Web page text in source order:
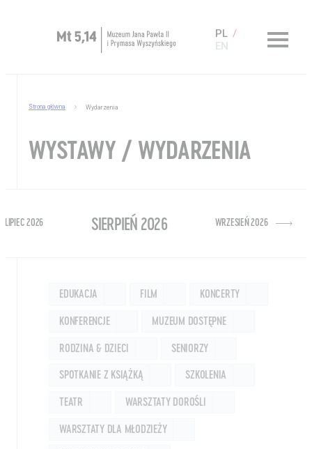
PL
EN
Zaplanuj wizytę
O Muzeum
Sklep
Strona główna Wydarzenia
WYSTAWY / WYDARZENIA
LIPIEC 2026 SIERPIEŃ 2026 WRZESIEŃ 2026
EDUKACJA FILM KONCERTY
KONFERENCJE MUZEUM DOSTĘPNE
RODZINA & DZIECI SENIORZY
SPOTKANIE Z KSIĄŻKĄ SZKOLENIA
TEATR WARSZTATY DOROŚLI
WARSZTATY DLA MŁODZIEŻY